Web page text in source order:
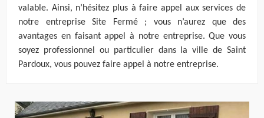
valable. Ainsi, n’hésitez plus à faire appel aux services de
notre entreprise Site Fermé ; vous n’aurez que des
avantages en faisant appel à notre entreprise. Que vous
soyez professionnel ou particulier dans la ville de Saint
Pardoux, vous pouvez faire appel à notre entreprise.